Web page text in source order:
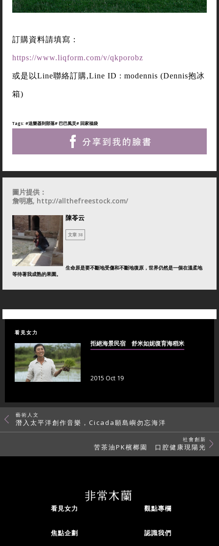
訂購資料請填寫：
https://www.liqform.com/v/qkporobz
或是以Line聯絡訂購,Line ID : modennis (Dennis抱冰
箱)
Tags: #送樂器到部落# 巴巴風災# 回家福袋
圖片提供：
詹明惠, http://allthefreestock.com/
陳苓云
文章 38
生命原是要不斷地受傷和不斷地復原，世界仍然是一個在溫柔地
等待著我成熟的果園。
看見女力
拒絕海景民宿 舒米如妮復育海稻米
2015 Oct 19
藝術人文
潛入太平洋創作音樂，Cicada願島嶼勿忘海洋
社會創新
苦茶油PK檳榔園 口腔健康現陽光
看見女力 觀點專欄
焦點企劃 認識我們